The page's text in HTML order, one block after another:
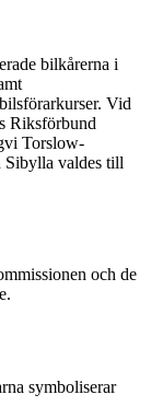
bilkårerna i
Vid
Riksförbund
Torslow-
valdes till
och de
symboliserar